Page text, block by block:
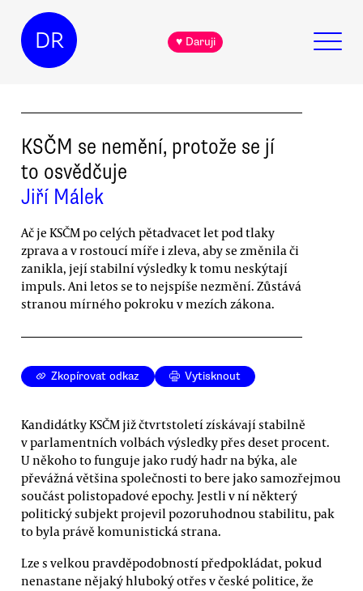
DR ♥ Daruji
KSČM se nemění, protože se jí
to osvědčuje
Jiří Málek
Ač je KSČM po celých pětadvacet let pod tlaky
zprava a v rostoucí míře i zleva, aby se změnila či
zanikla, její stabilní výsledky k tomu neskýtají
impuls. Ani letos se to nejspíše nezmění. Zůstává
stranou mírného pokroku v mezích zákona.
Zkopírovat odkaz Vytisknout
Kandidátky KSČM již čtvrtstoletí získávají stabilně
v parlamentních volbách výsledky přes deset procent.
U někoho to funguje jako rudý hadr na býka, ale
převážná většina společnosti to bere jako samozřejmou
součást polistopadové epochy. Jestli v ní některý
politický subjekt projevil pozoruhodnou stabilitu, pak
to byla právě komunistická strana.
Lze s velkou pravděpodobností předpokládat, pokud
nenastane nějaký hluboký otřes v české politice, že